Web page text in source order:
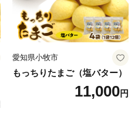
愛知県小牧市
もっちりたまご（塩バター）
11,000円